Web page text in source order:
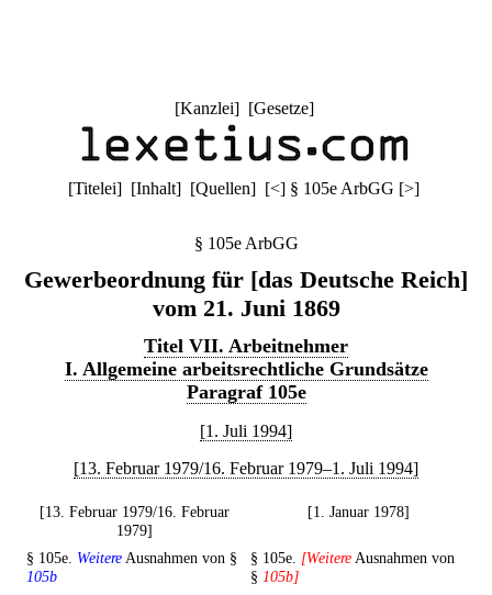
[Kanzlei] [Gesetze]
[Titelei] [Inhalt] [Quellen] [<] § 105e ArbGG [>]
§ 105e ArbGG
Gewerbeordnung für [das Deutsche Reich]
vom 21. Juni 1869
Titel VII. Arbeitnehmer
I. Allgemeine arbeitsrechtliche Grundsätze
Paragraf 105e
[1. Juli 1994]
[13. Februar 1979/16. Februar 1979–1. Juli 1994]
[13. Februar 1979/16. Februar
1979]
[1. Januar 1978]
§ 105e. WeitereAusnahmen von §
105b
§ 105e. [WeitereAusnahmen von
§ 105b]